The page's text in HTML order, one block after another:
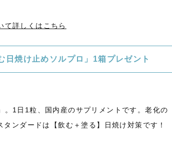
詳しくはこちら
焼け止めソルプロ」1箱プレゼント
。1日1粒、国内産のサプリメントです。老化の
ンダードは【飲む＋塗る】日焼け対策です！